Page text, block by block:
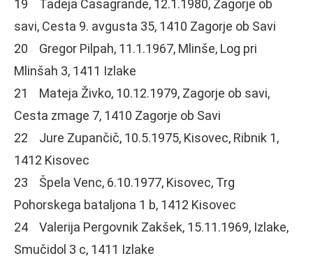
19 Tadeja Casagrande, 12.1.1980, Zagorje ob
savi, Cesta 9. avgusta 35, 1410 Zagorje ob Savi
20 Gregor Pilpah, 11.1.1967, Mlinše, Log pri
Mlinšah 3, 1411 Izlake
21 Mateja Živko, 10.12.1979, Zagorje ob savi,
Cesta zmage 7, 1410 Zagorje ob Savi
22 Jure Zupančič, 10.5.1975, Kisovec, Ribnik 1,
1412 Kisovec
23 Špela Venc, 6.10.1977, Kisovec, Trg
Pohorskega bataljona 1 b, 1412 Kisovec
24 Valerija Pergovnik Zakšek, 15.11.1969, Izlake,
Smučidol 3 c, 1411 Izlake